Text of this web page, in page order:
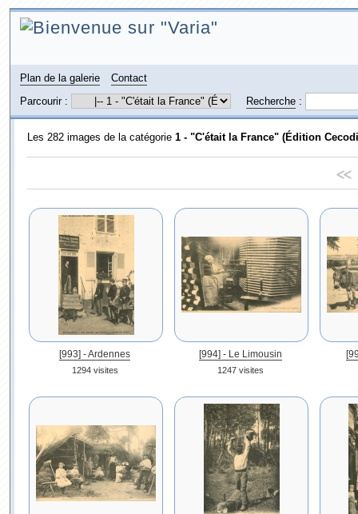
Plan de la galerie
Contact
Parcourir :
Recherche:
Les 282 images de la catégorie 1 - "C'était la France" (Édition
<<
[993] - Ardennes
1294 visites
[994] - Le Limousin
1247 visites